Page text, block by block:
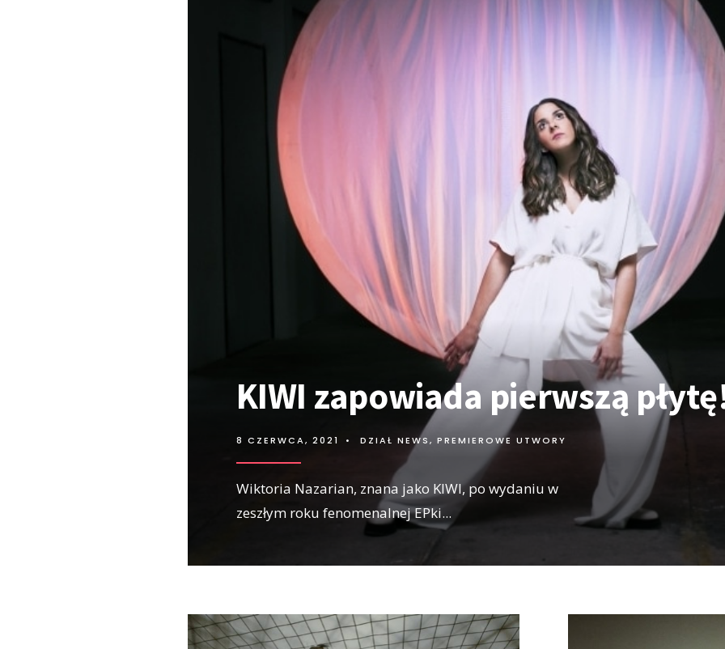
KIWI zapowiada pierwszą
8 CZERWCA, 2021 • DZIAŁ NEWS, PREMIEROWE UTWORY
Wiktoria Nazarian, znana jako KIWI, po wydaniu w
zeszłym roku fenomenalnej EPki...